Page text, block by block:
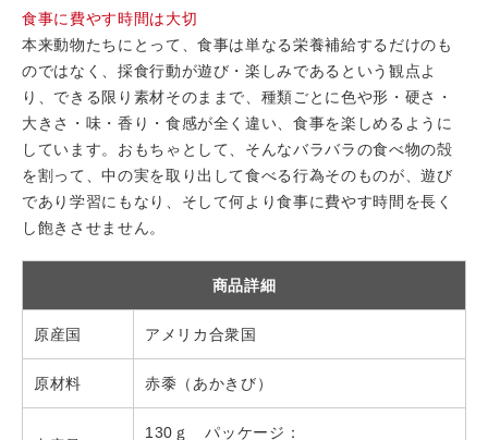
食事に費やす時間は大切
本来動物たちにとって、食事は単なる栄養補給するだけのも
のではなく、採食行動が遊び・楽しみであるという観点よ
り、できる限り素材そのままで、種類ごとに色や形・硬さ・
大きさ・味・香り・食感が全く違い、食事を楽しめるように
しています。おもちゃとして、そんなバラバラの食べ物の殻
を割って、中の実を取り出して食べる行為そのものが、遊び
であり学習にもなり、そして何より食事に費やす時間を長く
し飽きさせません。
商品詳細
原産国 アメリカ合衆国
原材料 赤黍（あかきび）
130ｇ パッケージ：